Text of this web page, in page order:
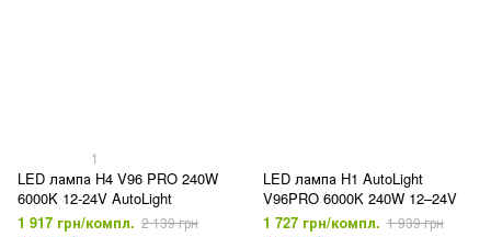
1
LED лампа H4 V96 PRO 240W
6000K 12-24V AutoLight
1 917 грн/компл. 2 139 грн
LED лампа H1 AutoLight
V96PRO 6000K 240W 12–24V
1 727 грн/компл. 1 939 грн